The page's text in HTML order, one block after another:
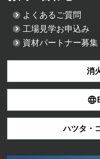
よくあるご質問
工場見学お申込み
資材パートナー募集
消
ハツタ・